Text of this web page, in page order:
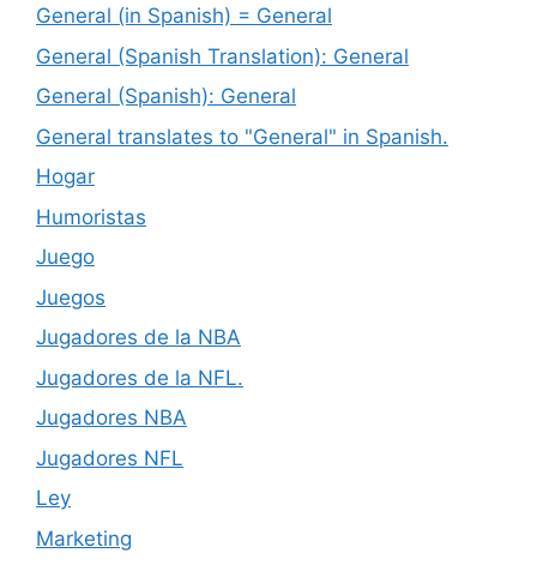
General (in Spanish) = General
General (Spanish Translation): General
General (Spanish): General
General translates to "General" in Spanish.
Hogar
Humoristas
Juego
Juegos
Jugadores de la NBA
Jugadores de la NFL.
Jugadores NBA
Jugadores NFL
Ley
Marketing